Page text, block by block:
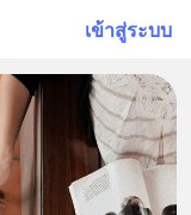
เข้าสู่ระบบ